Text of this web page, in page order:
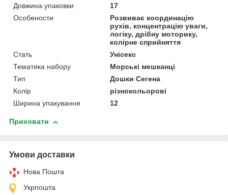
Довжина упаковки
17
Особености
Розвиває координацію
рухів, концентрацію уваги,
логіку, дрібну моторику,
колірне сприйняття
Стать
Унісекс
Тематика набору
Морські мешканці
Тип
Дошки Сегена
Колір
різнокольорові
Ширина упакування
12
Приховати
Умови доставки
Нова Пошта
Укрпошта